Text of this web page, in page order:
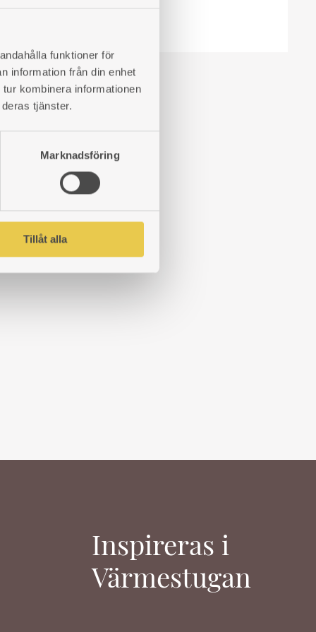
funktioner för
information från din enhet
kombinera informationen
tjänster.
Marknadsföring
Tillåt alla
Inspireras i
Värmestugan